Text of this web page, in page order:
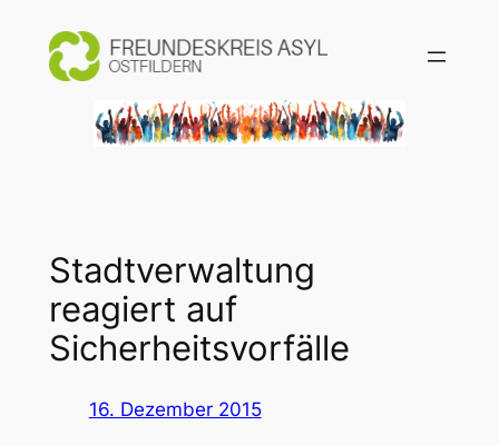
Inhalt
springen
Stadtverwaltung
reagiert auf
Sicherheitsvorfälle
16. Dezember 2015